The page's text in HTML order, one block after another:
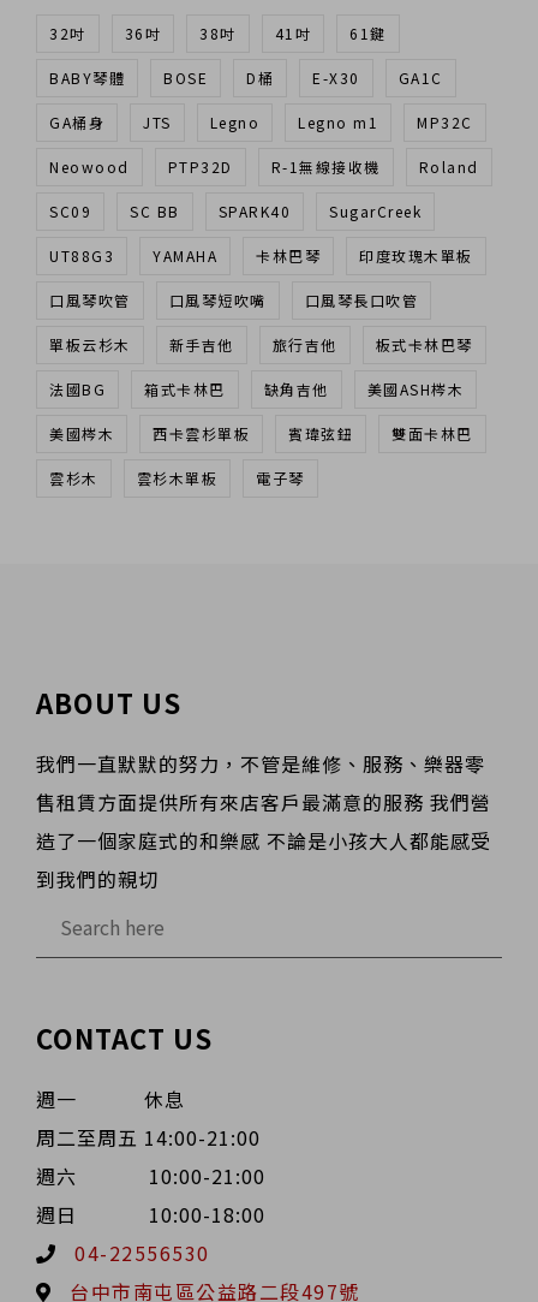
32吋 36吋 38吋 41吋 61鍵
BABY琴體 BOSE D桶 E-X30 GA1C
GA桶身 JTS Legno Legno m1 MP32C
Neowood PTP32D R-1無線接收機 Roland
SC09 SC BB SPARK40 SugarCreek
UT88G3 YAMAHA 卡林巴琴 印度玫瑰木單板
口風琴吹管 口風琴短吹嘴 口風琴長口吹管
單板云杉木 新手吉他 旅行吉他 板式卡林巴琴
法國BG 箱式卡林巴 缺角吉他 美國ASH梣木
美國梣木 西卡雲杉單板 賓瑋弦鈕 雙面卡林巴
雲杉木 雲杉木單板 電子琴
ABOUT US
我們一直默默的努力，不管是維修、服務、樂器零
售租賃方面提供所有來店客戶最滿意的服務 我們營
造了一個家庭式的和樂感 不論是小孩大人都能感受
到我們的親切
CONTACT US
週一 休息
周二至周五 14:00-21:00
週六 10:00-21:00
週日 10:00-18:00
04-22556530
台中市南屯區公益路二段497號